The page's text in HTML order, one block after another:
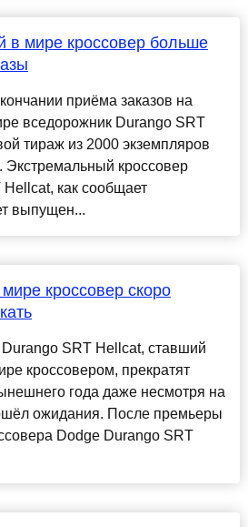
мире кроссовер больше
приёма заказов на
вседорожник Durango SRT
тираж из 2000 экземпляров
кроссовер
как сообщает
выпущен...
кроссовер скоро
SRT Hellcat, ставший
кроссовером, прекратят
года даже несмотря на
ожидания. После премьеры
Dodge Durango SRT